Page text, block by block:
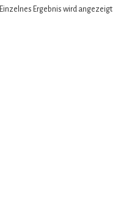
Einzelnes Ergebnis wird angezeigt